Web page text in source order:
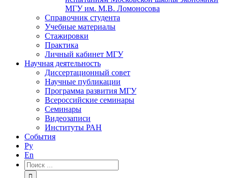
МГУ им. М.В. Ломоносова
Справочник студента
Учебные материалы
Стажировки
Практика
Личный кабинет МГУ
Научная деятельность
Диссертационный совет
Научные публикации
Программа развития МГУ
Всероссийские семинары
Семинары
Видеозаписи
Институты РАН
События
Ру
En
Результат
поиска: